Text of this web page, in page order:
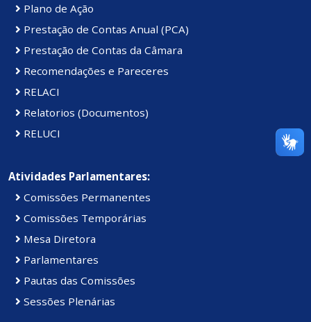
Plano de Ação
Prestação de Contas Anual (PCA)
Prestação de Contas da Câmara
Recomendações e Pareceres
RELACI
Relatorios (Documentos)
RELUCI
Atividades Parlamentares:
Comissões Permanentes
Comissões Temporárias
Mesa Diretora
Parlamentares
Pautas das Comissões
Sessões Plenárias